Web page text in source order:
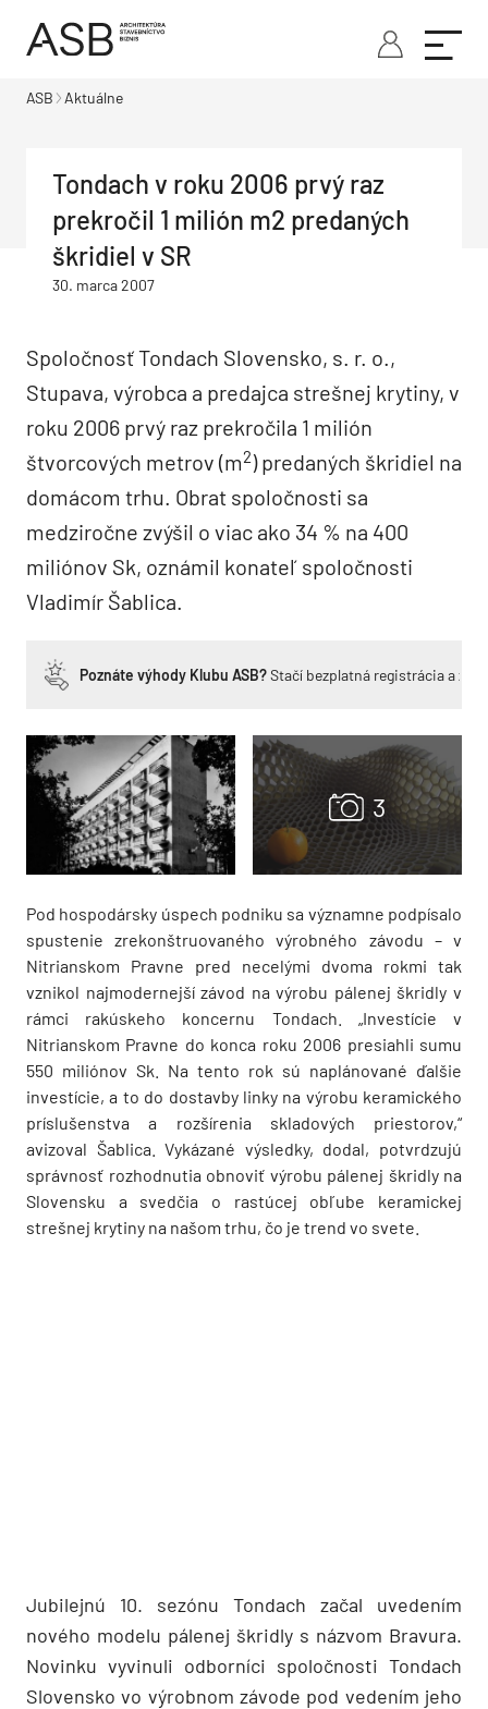
ASB Aktuálne
Tondach v roku 2006 prvý raz
prekročil 1 milión m2 predaných
škridiel v SR
30. marca 2007
Spoločnosť Tondach Slovensko, s. r. o.,
Stupava, výrobca a predajca strešnej krytiny, v
roku 2006 prvý raz prekročila 1 milión
štvorcových metrov (m2) predaných škridiel na
domácom trhu. Obrat spoločnosti sa
medziročne zvýšil o viac ako 34 % na 400
miliónov Sk, oznámil konateľ spoločnosti
Vladimír Šablica.
Poznáte výhody Klubu ASB?Stačí bezplatná registrácia a
Pod hospodársky úspech podniku sa významne podpísalo
spustenie zrekonštruovaného výrobného závodu – v
Nitrianskom Pravne pred necelými dvoma rokmi tak
vznikol najmodernejší závod na výrobu pálenej škridly v
rámci rakúskeho koncernu Tondach. „Investície v
Nitrianskom Pravne do konca roku 2006 presiahli sumu
550 miliónov Sk. Na tento rok sú naplánované ďalšie
investície, a to do dostavby linky na výrobu keramického
príslušenstva a rozšírenia skladových priestorov,“
avizoval Šablica. Vykázané výsledky, dodal, potvrdzujú
správnosť rozhodnutia obnoviť výrobu pálenej škridly na
Slovensku a svedčia o rastúcej obľube keramickej
strešnej krytiny na našom trhu, čo je trend vo svete.
Jubilejnú 10. sezónu Tondach začal uvedením
nového modelu pálenej škridly s názvom Bravura.
Novinku vyvinuli odborníci spoločnosti Tondach
Slovensko vo výrobnom závode pod vedením jeho